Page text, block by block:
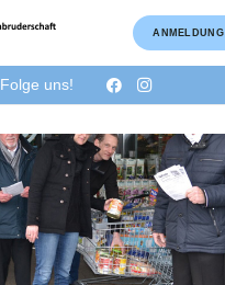
ANMELDUNG
Folge uns!